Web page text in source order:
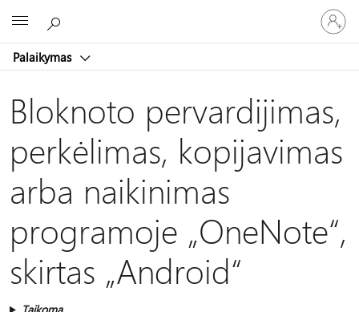
Palaikymas
prie
paskyros
Bloknoto pervardijimas,
perkėlimas, kopijavimas
arba naikinimas
programoje „OneNote“,
skirtas „Android“